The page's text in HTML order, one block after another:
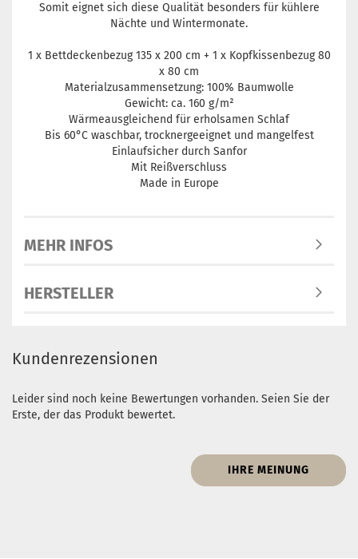
Somit eignet sich diese Qualität besonders für kühlere
Nächte und Wintermonate.
1 x Bettdeckenbezug 135 x 200 cm + 1 x Kopfkissenbezug 80
x 80 cm
Materialzusammensetzung: 100% Baumwolle
Gewicht: ca. 160 g/m²
Wärmeausgleichend für erholsamen Schlaf
Bis 60°C waschbar, trocknergeeignet und mangelfest
Einlaufsicher durch Sanfor
Mit Reißverschluss
Made in Europe
MEHR INFOS
HERSTELLER
Kundenrezensionen
Leider sind noch keine Bewertungen vorhanden. Seien Sie der
Erste, der das Produkt bewertet.
IHRE MEINUNG